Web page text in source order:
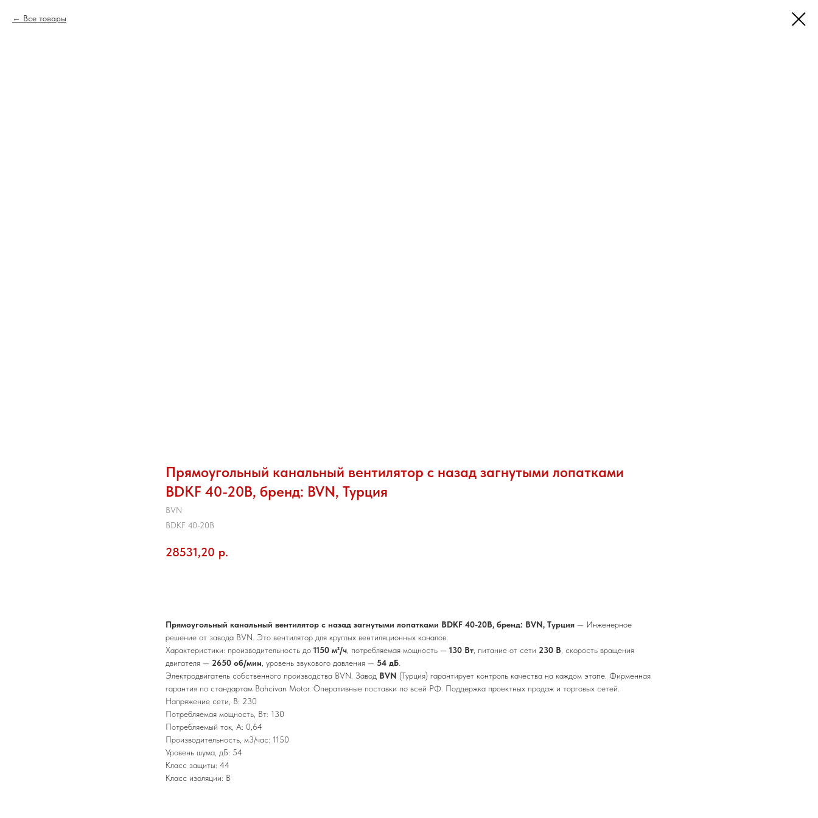
Все товары
Прямоугольный канальный вентилятор с назад загнутыми лопатками
BDKF 40-20В, бренд: BVN, Турция
BVN
BDKF 40-20В
28531,20 р.
Прямоугольный канальный вентилятор с назад загнутыми лопатками BDKF 40-20В, бренд: BVN, Турция — Инженерное
решение от завода BVN. Это вентилятор для круглых вентиляционных каналов.
Характеристики: производительность до 1150 м³/ч , потребляемая мощность — 130 Вт , питание от сети 230 В , скорость вращения
двигателя — 2650 об/мин , уровень звукового давления — 54 дБ
Электродвигатель собственного производства BVN. Завод BVN (Турция) гарантирует контроль качества на каждом этапе. Фирменная
гарантия по стандартам Bahcivan Motor. Оперативные поставки по всей РФ. Поддержка проектных продаж и торговых сетей.
Напряжение сети, В: 230
Потребляемая мощность, Вт: 130
Потребляемый ток, А: 0,64
Производительность, м3/час: 1150
Уровень шума, дБ: 54
Класс защиты: 44
Класс изоляции: В